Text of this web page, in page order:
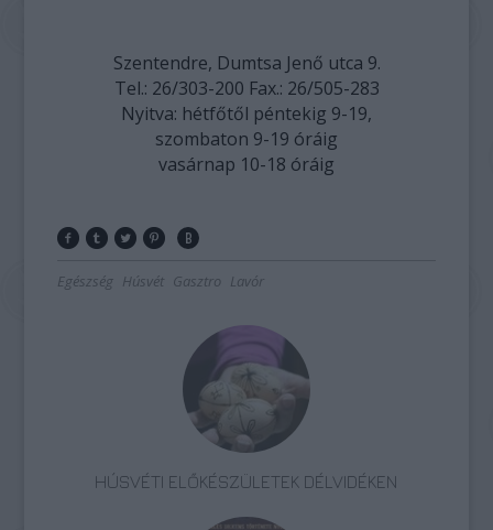
Szentendre, Dumtsa Jenő utca 9.
Tel.: 26/303-200 Fax.: 26/505-283
Nyitva: hétfőtől péntekig 9-19,
szombaton 9-19 óráig
vasárnap 10-18 óráig
Egészség Húsvét Gasztro Lavór
HÚSVÉTI ELŐKÉSZÜLETEK DÉLVIDÉKEN